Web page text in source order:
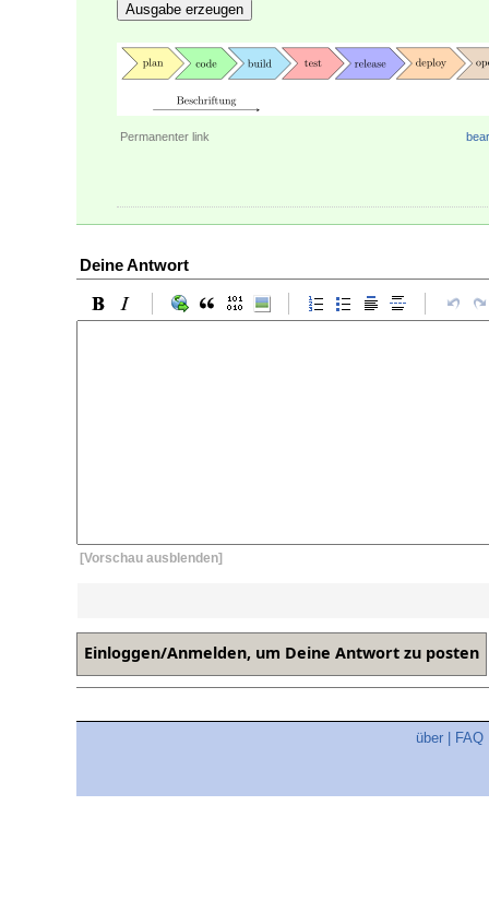
Ausgabe erzeugen
Permanenter link
Deine Antwort
[Vorschau ausblenden]
über FAQ